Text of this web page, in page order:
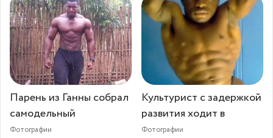
Парень из Ганны собрал
самодельный
Фотографии
Культурист с задержкой
развития ходит в
Фотографии